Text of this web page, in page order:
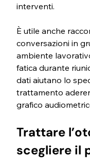
interventi.
È utile anche
conversazioni in
ambiente
fatica durante
dati aiutano lo
trattamento
grafico
Trattare
scegliere il